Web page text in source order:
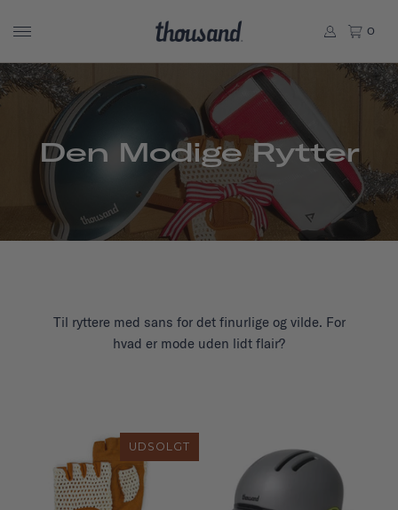
0
Den Modige Rytter
Til ryttere med sans for det finurlige og vilde. For
hvad er mode uden lidt flair?
UDSOLGT